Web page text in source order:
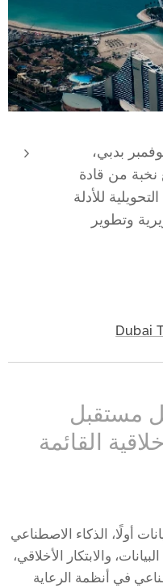
التفكير التنفيذية: في 4 نوفمبر بدبي،
نخبة من قادة
للأدلة
وتطوير
Dubai
مستقبل
القائمة
أولًا، الذكاء الاصطناعي
والابتكار الأخلاقي،
في أنظمة الرعاية